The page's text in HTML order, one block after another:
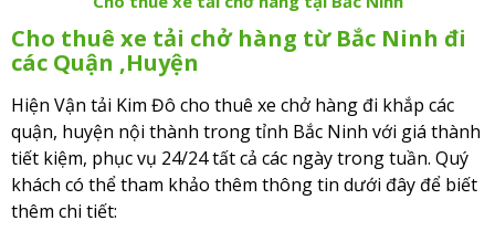
Cho thuê xe tải chở hàng từ Bắc Ninh đi
các Quận ,Huyện
Hiện Vận tải Kim Đô cho thuê xe chở hàng đi khắp các
quận, huyện nội thành trong tỉnh Bắc Ninh với giá thành
tiết kiệm, phục vụ 24/24 tất cả các ngày trong tuần. Quý
khách có thể tham khảo thêm thông tin dưới đây để biết
thêm chi tiết: